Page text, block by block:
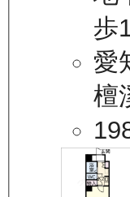
歩
愛
檀